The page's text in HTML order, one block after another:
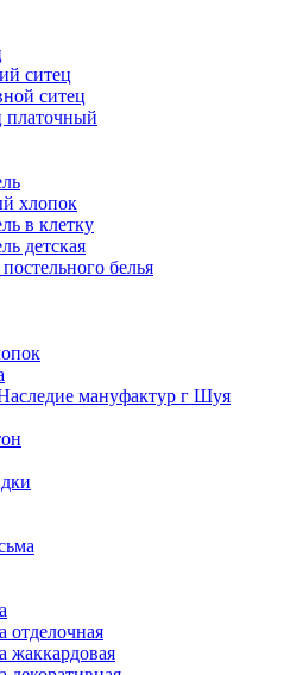
ситец
ситец
платочный
хлопок
в клетку
детская
белья
мануфактур г Шуя
отделочная
жаккардовая